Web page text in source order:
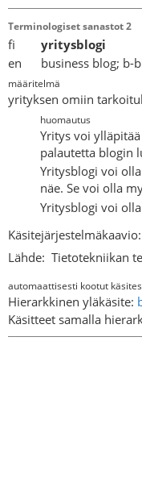
Terminologiset sanastot 2
fi yritysblogi
en business blog; b-
määritelmä
yrityksen omiin
huomautus
Yritys voi
palautetta blogin
Yritysblogi voi
näe. Se voi olla
Yritysblogi voi olla
Käsitejärjestelmäkaavio:
Lähde: Tietotekniikan
automaattisesti kootut
Hierarkkinen yläkäsite:
Käsitteet samalla